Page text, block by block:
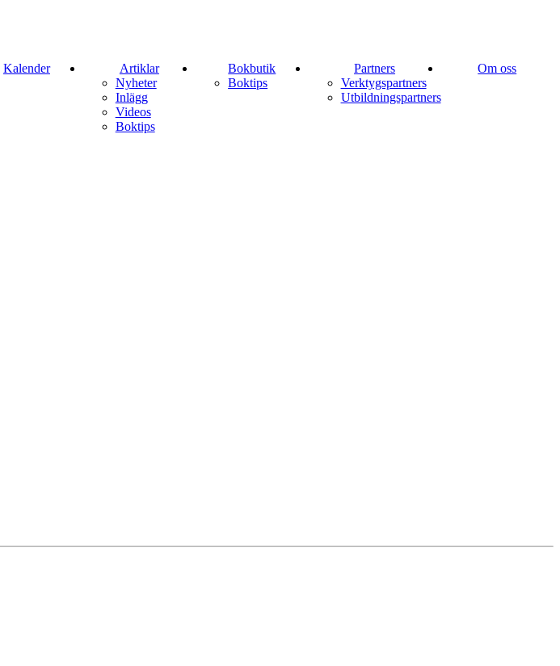
Kalender
Artiklar
Nyheter
Inlägg
Videos
Boktips
Bokbutik
Boktips
Partners
Verktygspartners
Utbildningspartners
Om oss